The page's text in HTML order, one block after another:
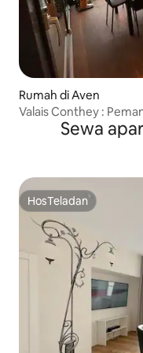
Rumah di Aven
Valais Conthey :
Sewa
HosTeladan
HosTeladan